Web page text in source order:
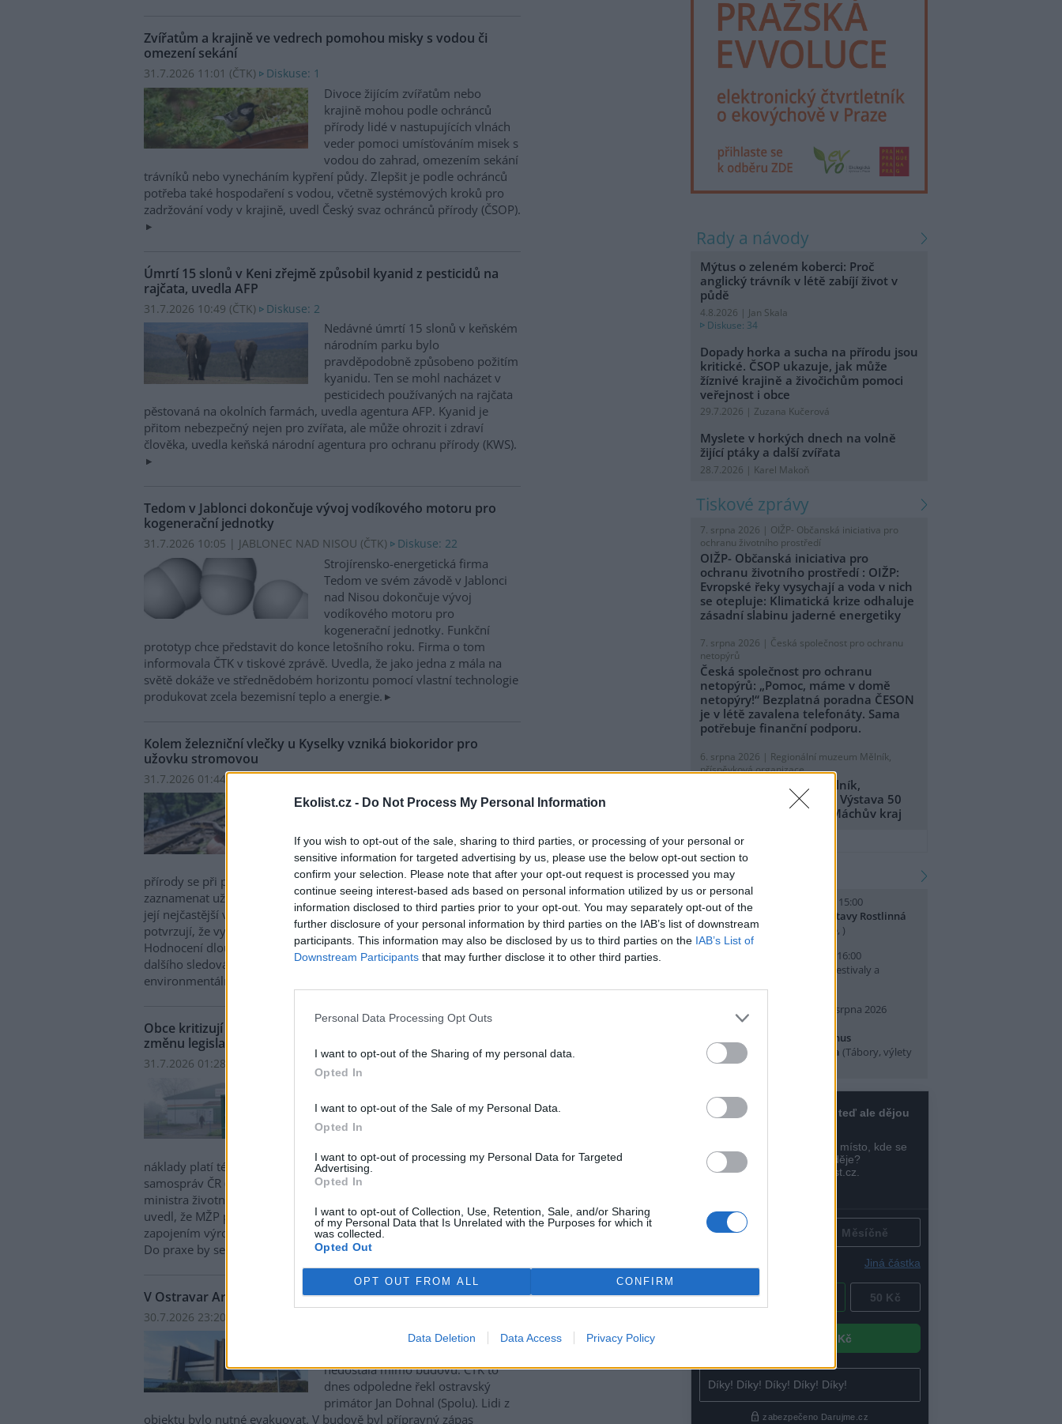
Ekolist.cz - Do Not Process My Personal Information
If you wish to opt-out of the sale, sharing to third parties, or processing of your personal or
sensitive information for targeted advertising by us, please use the below opt-out section to
confirm your selection. Please note that after your opt-out request is processed you may
continue seeing interest-based ads based on personal information utilized by us or personal
information disclosed to third parties prior to your opt-out. You may separately opt-out of the
further disclosure of your personal information by third parties on the IAB’s list of downstream
participants. This information may also be disclosed by us to third parties on the IAB’s List of
Downstream Participants that may further disclose it to other third parties.
Personal Data Processing Opt Outs
I want to opt-out of the Sharing of my personal data.
Opted In
I want to opt-out of the Sale of my Personal Data.
Opted In
I want to opt-out of processing my Personal Data for Targeted
Advertising.
Opted In
I want to opt-out of Collection, Use, Retention, Sale, and/or Sharing
of my Personal Data that Is Unrelated with the Purposes for which it
was collected.
Opted Out
OPT OUT FROM ALL CONFIRM
Data Deletion Data Access Privacy Policy
Zvířatům a krajině ve vedrech pomohou misky s vodou či
omezení sekání
31.7.2026 11:01 (ČTK) Diskuse: 1
Divoce žijícím zvířatům nebo
krajině mohou podle ochránců
přírody lidé v nastupujících vlnách
veder pomoci umísťováním misek s
vodou do zahrad, omezením sekání
trávníků nebo vynecháním kypření půdy. Zlepšit je podle ochránců
potřeba také hospodaření s vodou, včetně systémových kroků pro
zadržování vody v krajině, uvedl Český svaz ochránců přírody (ČSOP).
Úmrtí 15 slonů v Keni zřejmě způsobil kyanid z pesticidů na
rajčata, uvedla AFP
31.7.2026 10:49 (ČTK) Diskuse: 2
Nedávné úmrtí 15 slonů v keňském
národním parku bylo
pravděpodobně způsobeno požitím
kyanidu. Ten se mohl nacházet v
pesticidech používaných na rajčata
pěstovaná na okolních farmách, uvedla agentura AFP. Kyanid je
přitom nebezpečný nejen pro zvířata, ale může ohrozit i zdraví
člověka, uvedla keňská národní agentura pro ochranu přírody (KWS).
Tedom v Jablonci dokončuje vývoj vodíkového motoru pro
kogenerační jednotky
31.7.2026 10:05 | JABLONEC NAD NISOU (ČTK) Diskuse: 22
Strojírensko-energetická firma
Tedom ve svém závodě v Jablonci
nad Nisou dokončuje vývoj
vodíkového motoru pro
kogenerační jednotky. Funkční
prototyp chce představit do konce letošního roku. Firma o tom
informovala ČTK v tiskové zprávě. Uvedla, že jako jedna z mála na
světě dokáže ve střednědobém horizontu pomocí vlastní technologie
produkovat zcela bezemisní teplo a energie.
Kolem železniční vlečky u Kyselky vzniká biokoridor pro
užovku stromovou
31.7.2026 01:44 | KYSELKA (ČTK)
Kolem historické železniční vlečky z
ohroženou užovku stromovou, ale i
další druhy živočichů. Ochráncům
přírody se při pravidelném monitoringu podařilo v lokalitě
zaznamenat už tři jedince kriticky ohrožené užovky stromové, ačkoli
její nejčastější výskyt je kolem Stráže nad Ohří. Pozorování tak
potvrzují, že vytvářené podmínky mohou být pro tento druh vhodné.
Hodnocení dlouhodobého přínosu projektu bude předmětem
dalšího sledování, řekla dnes novinářům specialistka
environmentálních projektů Mattoni Lucie Štefanská.
Obce kritizují drahý svoz textilního odpadu, MŽP chystá
změnu legislativy
31.7.2026 01:28 (
Obce se potýkají s rostoucími
Aktuální nastavení vnímají jako
nehotové, nefinancované a
systémově nefunkční, protože
náklady platí téměř výhradně samosprávy, uvedlo Sdružení místních
samospráv ČR (SMS ČR). Na tuto skutečnost sdružení upozornilo také
ministra životního prostředí Igora Červeného (Motoristé). Červený
uvedl, že MŽP připravuje změnu legislativy, která počítá s finančním
zapojením výrobců do sběru, recyklace a ekologické likvidace textilu.
Do praxe by se měla promítnout od dubna 2028.
V Ostravar Aréně unikl čpavek, hasiči evakuovali budovu
30.7.2026 23:20 | OSTRAVA (
V ostravské multifunkční Ostravar
nedostala mimo budovu. ČTK to
dnes odpoledne řekl ostravský
primátor Jan Dohnal (Spolu). Lidi z
objektu bylo nutné evakuovat. V budově byl přípravný zápas
rady a návody
Mýtus o zeleném koberci: Proč
anglický trávník v létě zabíjí život v
půdě
4.8.2026 | Jan Skala
Diskuse: 34
Dopady horka a sucha na přírodu jsou
kritické. ČSOP ukazuje, jak může
žíznivé krajině a živočichům pomoci
veřejnost i obce
29.7.2026 | Zuzana Kučerová
Myslete v horkých dnech na volně
žijící ptáky a další zvířata
28.7.2026 | Karel Makoň
tiskové zprávy
7. srpna 2026 | OIŽP- Občanská iniciativa pro
ochranu životního prostředí
OIŽP- Občanská iniciativa pro
ochranu životního prostředí : OIŽP:
Evropské řeky vysychají a voda v nich
se otepluje: Klimatická krize odhaluje
zásadní slabinu jaderné energetiky
7. srpna 2026 | Česká společnost pro ochranu
netopýrů
Česká společnost pro ochranu
netopýrů: „Pomoc, máme v domě
netopýry!“ Bezplatná poradna ČESON
je v létě zavalena telefonáty. Sama
potřebuje finanční podporu.
6. srpna 2026 | Regionální muzeum Mělník,
příspěvková organizace
Regionální muzeum Mělník,
příspěvková organizace: Výstava 50
let CHKO Kokořínsko - Máchův kraj
přidat tiskovou zprávu
kalendář akcí
8. srpna 2026 (sobota) 14:00 - 15:00
Komentované prohlídky výstavy Rostlinná
Odysea(Přednášky a diskuse, )
9. srpna 2026 (neděle) 10:00 - 16:00
(Festivaly a
10. srpna 2026 (pondělí) - 14. srpna 2026
Hrajeme si v Pralese - 2. turnus
příměstského letního tábora (Tábory, výlety
a pobytové akce, Praha 19 )